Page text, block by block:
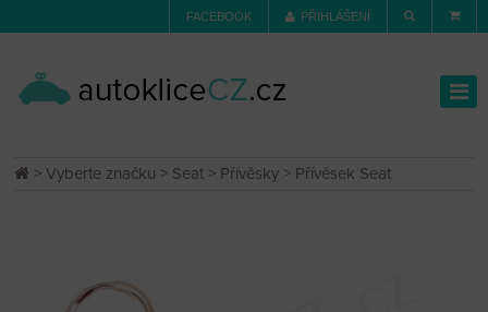
FACEBOOK PŘIHLÁŠENÍ
>Vyberte značku > Seat > Přívěsky > Přívěsek Seat